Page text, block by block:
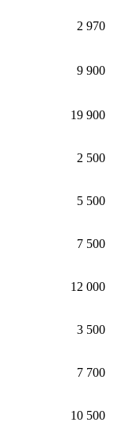
2 970
9 900
19 900
2 500
5 500
7 500
12 000
3 500
7 700
10 500